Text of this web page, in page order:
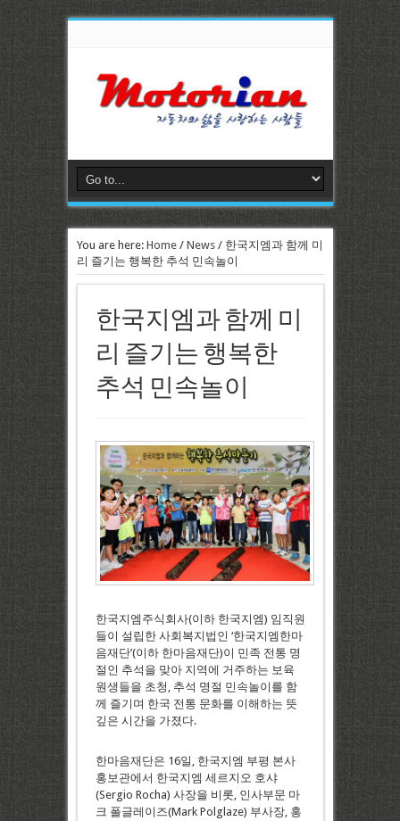
You are here: Home/ News/ 한국지엠과 함께 미
리 즐기는 행복한 추석 민속놀이
한국지엠과 함께 미
리 즐기는 행복한
추석 민속놀이
한국지엠주식회사(이하 한국지엠) 임직원
들이 설립한 사회복지법인 ‘한국지엠한마
음재단’(이하 한마음재단)이 민족 전통 명
절인 추석을 맞아 지역에 거주하는 보육
원생들을 초청, 추석 명절 민속놀이를 함
께 즐기며 한국 전통 문화를 이해하는 뜻
깊은 시간을 가졌다.
한마음재단은 16일, 한국지엠 부평 본사
홍보관에서 한국지엠 세르지오 호샤
(Sergio Rocha) 사장을 비롯, 인사부문 마
크 폴글레이즈(Mark Polglaze) 부사장, 홍